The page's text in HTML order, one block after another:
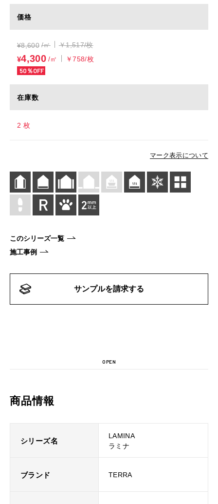
価格
¥8,600 /㎡ ￥1,517/枚
¥4,300 /㎡
￥758/枚
50％OFF
在庫数
2 枚
マーク表示について
このシリーズ一覧
施工事例
サンプルを請求する
OPEN
商品情報
シリーズ名
LAMINA
ラミナ
ブランド TERRA